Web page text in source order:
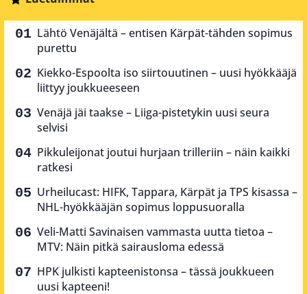
Lähtö Venäjältä – entisen Kärpät-tähden sopimus
purettu
Kiekko-Espoolta iso siirtouutinen – uusi hyökkääjä
liittyy joukkueeseen
Venäjä jäi taakse – Liiga-pistetykin uusi seura
selvisi
Pikkuleijonat joutui hurjaan trilleriin – näin kaikki
ratkesi
Urheilucast: HIFK, Tappara, Kärpät ja TPS kisassa –
NHL-hyökkääjän sopimus loppusuoralla
Veli-Matti Savinaisen vammasta uutta tietoa –
MTV: Näin pitkä sairausloma edessä
HPK julkisti kapteenistonsa – tässä joukkueen
uusi kapteeni!